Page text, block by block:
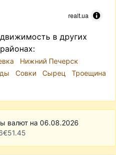
realt.ua
в других
Нижний Печерск
Совки Сырец Троещина
валют на 06.08.2026
€51.45